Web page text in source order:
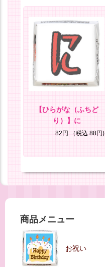
【ひらがな（ふちど
り）】に
82円 （税込 88円)
商品メニュー
お祝い